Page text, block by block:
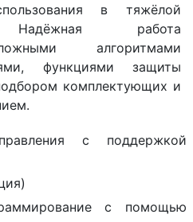
в тяжёлой
Надёжная работа
алгоритмами
функциями защиты
комплектующих и
с поддержкой
с помощью